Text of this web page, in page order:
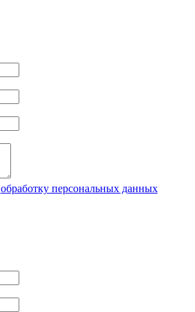
обработку персональных данных